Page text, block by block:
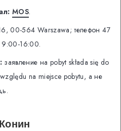
MOS.
00-564 Warszawa; телефон 47
9:00-16:00.
заявление на pobyt składa się do
na miejsce pobytu, а не